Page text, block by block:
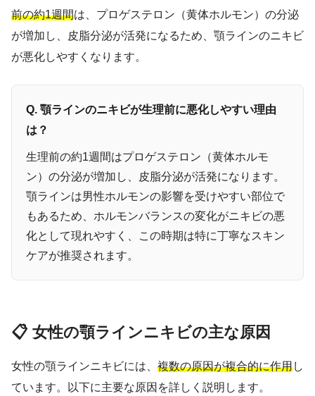
前の約1週間は、プロゲステロン（黄体ホルモン）の分泌
が増加し、皮脂分泌が活発になるため、顎ラインのニキビ
が悪化しやすくなります。
Q. 顎ラインのニキビが生理前に悪化しやすい理由
は？
生理前の約1週間はプロゲステロン（黄体ホルモ
ン）の分泌が増加し、皮脂分泌が活発になります。
顎ラインは男性ホルモンの影響を受けやすい部位で
もあるため、ホルモンバランスの変化がニキビの悪
化として現れやすく、この時期は特に丁寧なスキン
ケアが推奨されます。
📋 女性の顎ラインニキビの主な原因
女性の顎ラインニキビには、 複数の原因が複合的に作用し
ています。以下に主要な原因を詳しく説明します。